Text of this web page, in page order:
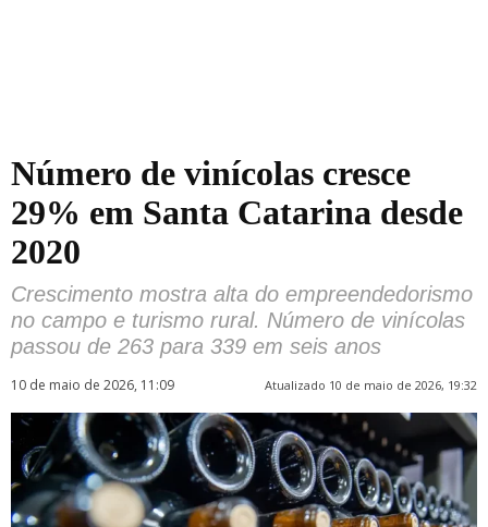
Número de vinícolas cresce
29% em Santa Catarina desde
2020
Crescimento mostra alta do empreendedorismo
no campo e turismo rural. Número de vinícolas
passou de 263 para 339 em seis anos
10 de maio de 2026, 11:09 Atualizado 10 de maio de 2026, 19:32